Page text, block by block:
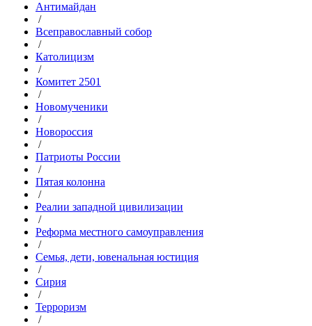
Антимайдан
/
Всеправославный собор
/
Католицизм
/
Комитет 2501
/
Новомученики
/
Новороссия
/
Патриоты России
/
Пятая колонна
/
Реалии западной цивилизации
/
Реформа местного самоуправления
/
Семья, дети, ювенальная юстиция
/
Сирия
/
Терроризм
/